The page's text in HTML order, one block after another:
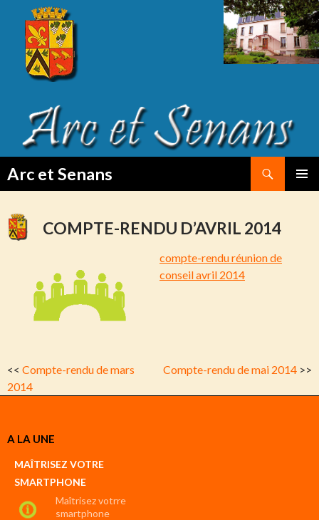
Arc et Senans
CONTENT
COMPTE-RENDU D’AVRIL 2014
compte-renduréunion de
conseil avril 2014
<< Compte-rendu de mars
2014
Compte-rendu de mai 2014 >>
A LA UNE
MAÎTRISEZ VOTRE
SMARTPHONE
Maîtrisez votrre
smartphone